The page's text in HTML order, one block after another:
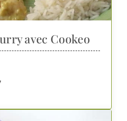
avec Cookeo